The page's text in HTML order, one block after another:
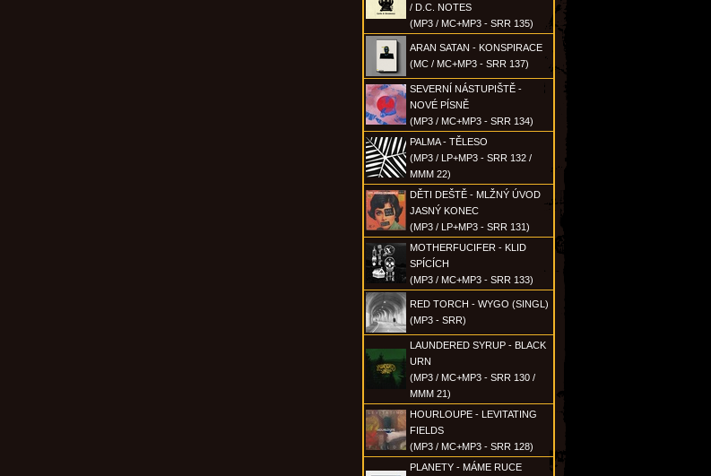
/ D.C. NOTES
(MP3 / MC+MP3 - SRR 135)
ARAN SATAN - KONSPIRACE
(MC / MC+MP3 - SRR 137)
SEVERNÍ NÁSTUPIŠTĚ -
NOVÉ PÍSNĚ
(MP3 / MC+MP3 - SRR 134)
PALMA - TĚLESO
(MP3 / LP+MP3 - SRR 132 /
MMM 22)
DĚTI DEŠTĚ - MLŽNÝ ÚVOD
JASNÝ KONEC
(MP3 / LP+MP3 - SRR 131)
MOTHERFUCIFER - KLID
SPÍCÍCH
(MP3 / MC+MP3 - SRR 133)
RED TORCH - WYGO (SINGL)
(MP3 - SRR)
LAUNDERED SYRUP - BLACK
URN
(MP3 / MC+MP3 - SRR 130 /
MMM 21)
HOURLOUPE - LEVITATING
FIELDS
(MP3 / MC+MP3 - SRR 128)
PLANETY - MÁME RUCE